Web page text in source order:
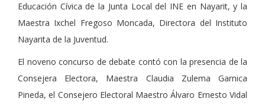
Educación Cívica de la Junta Local del INE en Nayarit, y la
Maestra Ixchel Fregoso Moncada, Directora del Instituto
Nayarita de la Juventud.
El noveno concurso de debate contó con la presencia de la
Consejera Electora, Maestra Claudia Zulema Garnica
Pineda, el Consejero Electoral Maestro Álvaro Ernesto Vidal